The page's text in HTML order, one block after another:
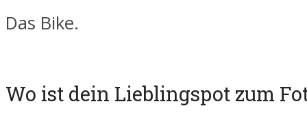
Das Bike.
Wo ist dein Lieblingspot zum